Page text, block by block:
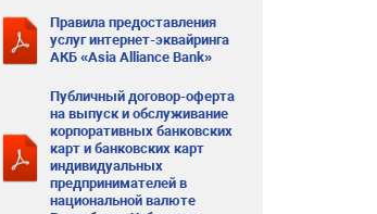
Правила предоставления
услуг интернет-эквайринга
АКБ «Asia Alliance Bank»
Публичный договор-оферта
на выпуск и обслуживание
корпоративных банковских
карт и банковских карт
индивидуальных
предпринимателей в
национальной валюте